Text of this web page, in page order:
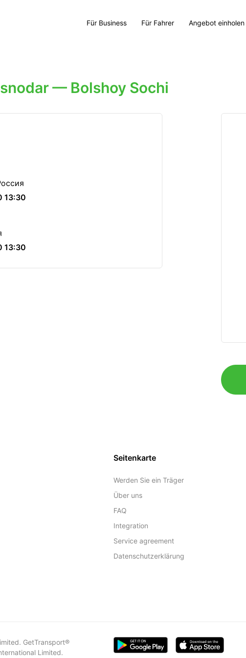
Für Business Für Fahrer Angebot einholen
— Bolshoy Sochi
13:30
13:30
Seitenkarte
Werden Sie ein Träger
Über uns
FAQ
Integration
Service agreement
Datenschutzerklärung
GetTransport®
Limited.